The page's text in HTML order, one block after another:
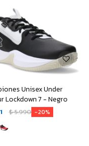
Unisex Under
Lockdown 7 - Negro
$5.990 20